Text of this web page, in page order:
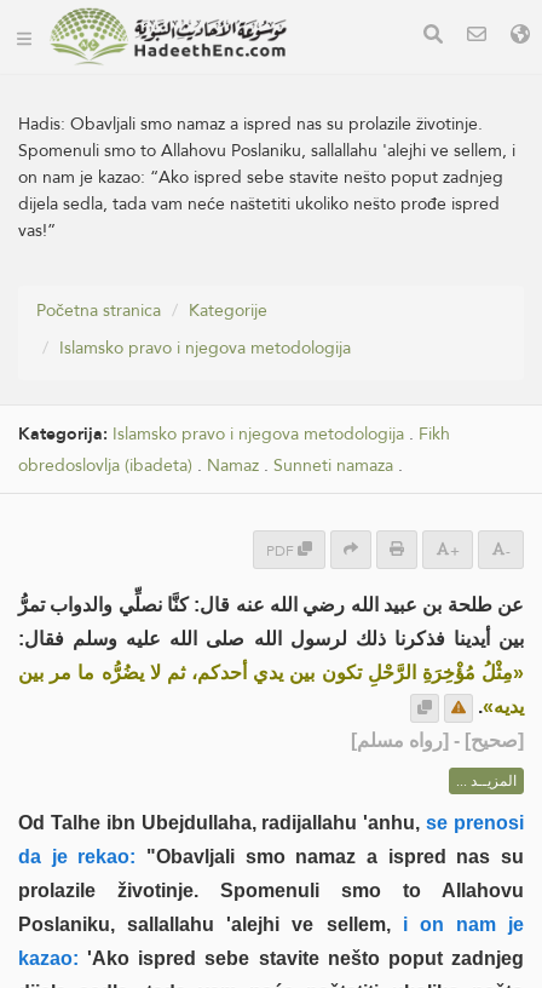
Hadis:Obavljali smo namaz a ispred nas su prolazile životinje.
Spomenuli smo to Allahovu Poslaniku, sallallahu 'alejhi ve sellem, i
on nam je kazao: “Ako ispred sebe stavite nešto poput zadnjeg
dijela sedla, tada vam neće naštetiti ukoliko nešto prođe ispred
vas!”
Početna stranica
Kategorije
Islamsko pravo i njegova metodologija
Kategorija: Islamsko pravo i njegova metodologija . Fikh
obredoslovlja (ibadeta) . Namaz . Sunneti namaza .
PDF + -
عن طلحة بن عبيد الله رضي الله عنه قال: كنَّا نصلِّي والدواب تمرُّ
بين أيدينا فذكرنا ذلك لرسول الله صلى الله عليه وسلم فقال:
«مِثْلُ مُؤْخِرَةِ الرَّحْلِ تكون بين يدي أحدكم، ثم لا يضُرُّه ما مر بين
يديه».
[صحيح] - [رواه مسلم]
المزيــد ...
Od Talhe ibn Ubejdullaha, radijallahu 'anhu, se prenosi
da je rekao: "Obavljali smo namaz a ispred nas su
prolazile životinje. Spomenuli smo to Allahovu
Poslaniku, sallallahu 'alejhi ve sellem,i on nam je
kazao: 'Ako ispred sebe stavite nešto poput zadnjeg